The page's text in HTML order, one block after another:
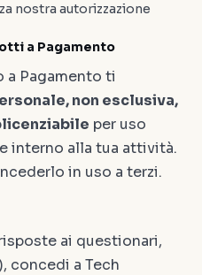
nostra autorizzazione
a Pagamento
Pagamento ti
non esclusiva,
per uso
interno alla tua attività.
in uso a terzi.
ai questionari,
concedi a Tech